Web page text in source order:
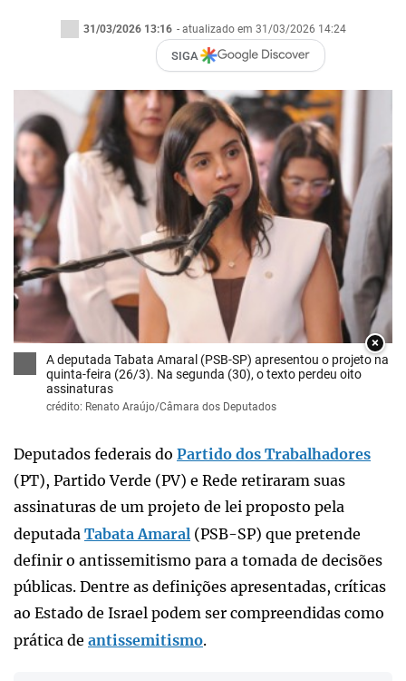
31/03/2026 13:16 - atualizado em 31/03/2026 14:24
SIGA
×
A deputada Tabata Amaral (PSB-SP) apresentou o projeto na
quinta-feira (26/3). Na segunda (30), o texto perdeu oito
assinaturas
crédito: Renato Araújo/Câmara dos Deputados
Deputados federais do Partido dos Trabalhadores
(PT), Partido Verde (PV) e Rede retiraram suas
assinaturas de um projeto de lei proposto pela
deputada Tabata Amaral (PSB-SP) que pretende
definir o antissemitismo para a tomada de decisões
públicas. Dentre as definições apresentadas, críticas
ao Estado de Israel podem ser compreendidas como
prática de antissemitismo.